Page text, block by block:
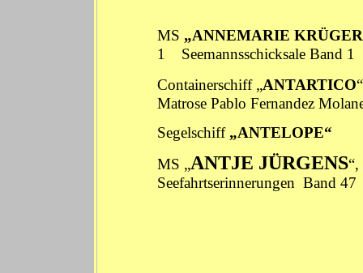
MS „ANNEMARIE
1
Seemannsschicksale Band 1
Containerschiff „ANTARTICO
Matrose Pablo Fernandez
Segelschiff „ANTELOPE“
MS „ANTJE JÜRGENS
Seefahrtserinnerungen Band 47